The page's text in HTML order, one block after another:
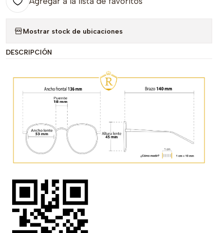
Mostrar stock de ubicaciones
DESCRIPCIÓN